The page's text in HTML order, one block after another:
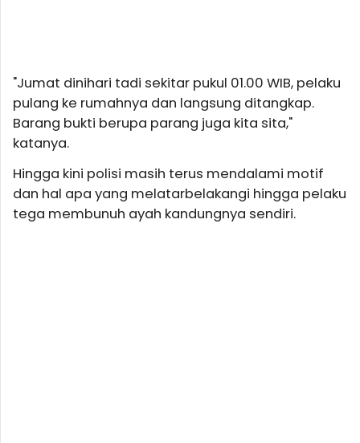
"Jumat dinihari tadi sekitar pukul 01.00 WIB, pelaku
pulang ke rumahnya dan langsung ditangkap.
Barang bukti berupa parang juga kita sita,"
katanya.
Hingga kini polisi masih terus mendalami motif
dan hal apa yang melatarbelakangi hingga pelaku
tega membunuh ayah kandungnya sendiri.